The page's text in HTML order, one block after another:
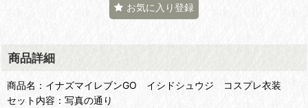
お気に入り登録
商品詳細
商品名：イナズマイレブンGO イシドシュウジ コスプレ衣装
セット内容：写真の通り